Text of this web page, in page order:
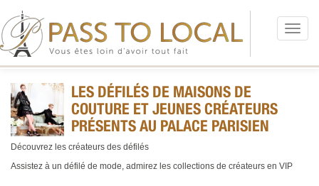
Menu
LES DÉFILÉS DE MAISONS DE
COUTURE ET JEUNES CRÉATEURS
PRÉSENTS AU PALACE PARISIEN
Découvrez les créateurs des défilés
Assistez à un défilé de mode, admirez les collections de créateurs en VIP